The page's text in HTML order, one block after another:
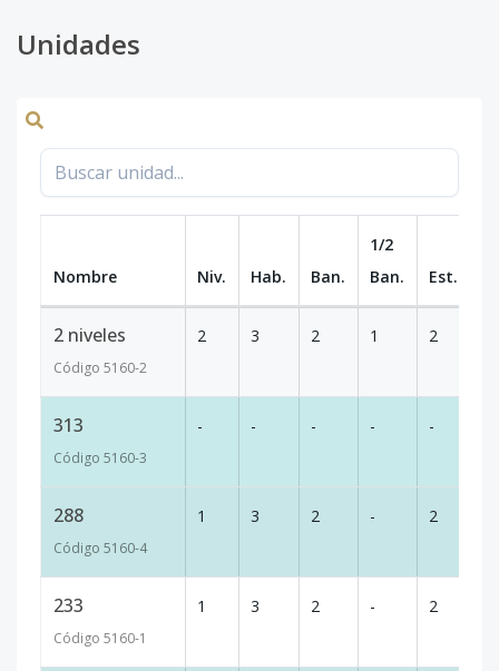
Unidades
Nombre Niv. Hab. Ban.
1/2
Ban.
Est.
2 niveles
Código 5160-2
2 3 2 1 2
313
Código 5160-3
- - - - -
288
Código 5160-4
1 3 2 - 2
233
Código 5160-1
1 3 2 - 2